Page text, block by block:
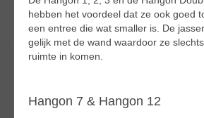
hebben het voordeel dat ze ook goed
een entree die wat smaller is. De
gelijk met de wand waardoor ze
ruimte in komen.
Hangon 7 & Hangon 12